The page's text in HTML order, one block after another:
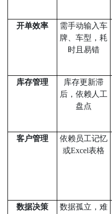
开单效率
需手动输入车
牌、车型，耗
时且易错
库存管理
库存更新滞
后，依赖人工
盘点
客户管理
依赖员工记忆
或Excel表格
数据决策
数据孤立，难